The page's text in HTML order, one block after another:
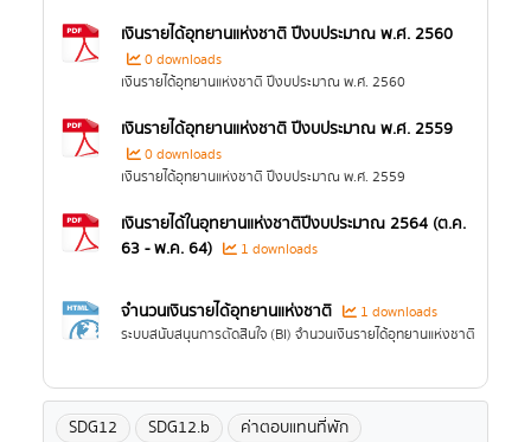
เงินรายได้อุทยานแห่งชาติ ปีงบประมาณ พ.ศ. 2560
0 downloads
เงินรายได้อุทยานแห่งชาติ ปีงบประมาณ พ.ศ. 2560
เงินรายได้อุทยานแห่งชาติ ปีงบประมาณ พ.ศ. 2559
0 downloads
เงินรายได้อุทยานแห่งชาติ ปีงบประมาณ พ.ศ. 2559
เงินรายได้ในอุทยานแห่งชาติปีงบประมาณ 2564 (ต.ค.
63 - พ.ค. 64)
1 downloads
จำนวนเงินรายได้อุทยานแห่งชาติ
1 downloads
ระบบสนับสนุนการตัดสินใจ (BI) จำนวนเงินรายได้อุทยานแห่งชาติ
SDG12 SDG12.b
ค่าตอบแทนที่พัก